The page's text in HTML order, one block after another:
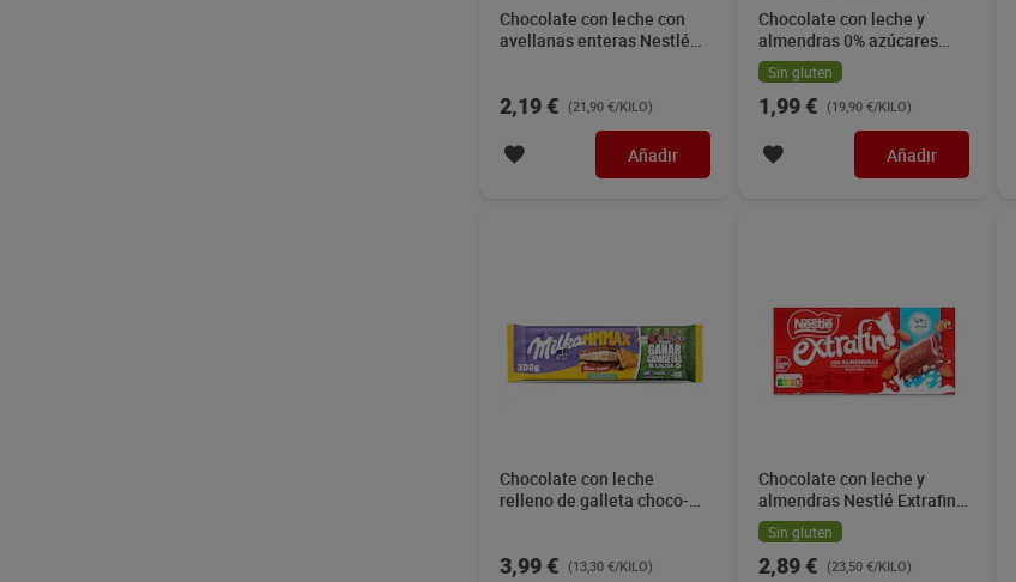
Chocolate con leche con
avellanas enteras Nestlé
2,19 € (21,90 €/KILO)
Añadir
Chocolate con leche y
almendras 0% azúcares
añadidos Trapa 100 g
Sin gluten
1,99 € (19,90 €/KILO)
Añadir
Chocolate con leche
relleno de galleta choco-
3,99 € (13,30 €/KILO)
Chocolate con leche y
almendras Nestlé Extrafino
123 g
Sin gluten
2,89 € (23,50 €/KILO)